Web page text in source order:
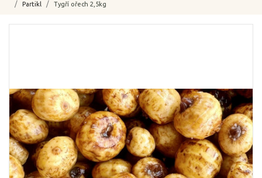
Partikl Tygří ořech 2,5kg